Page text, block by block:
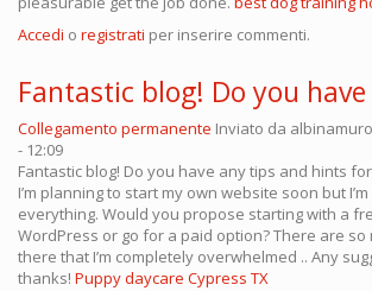
Accedi o registrati per inserire commenti.
Fantastic blog! Do you have
Collegamento permanente Inviato da
- 12:09
Fantastic blog! Do you have any tips and hints
I’m planning to start my own website soon but
everything. Would you propose starting with a
WordPress or go for a paid option? There are
there that I’m completely overwhelmed .. Any
thanks! Puppy daycare Cypress TX